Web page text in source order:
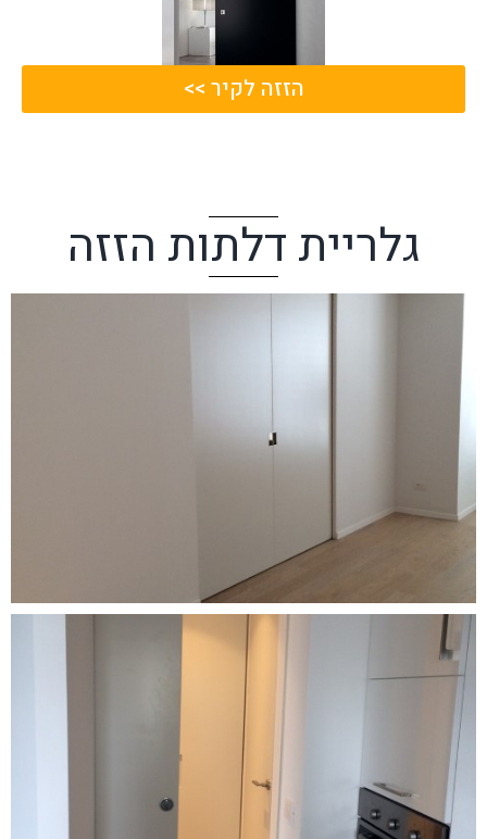
הזזה לקיר >>
גלריית דלתות הזזה